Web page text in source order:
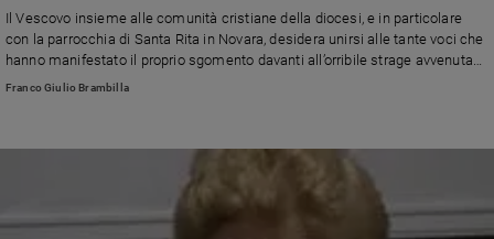
Il Vescovo insieme alle comunità cristiane della diocesi, e in particolare
con la parrocchia di Santa Rita in Novara, desidera unirsi alle tante voci che
hanno manifestato il proprio sgomento davanti all’orribile strage avvenuta
ieri a Tunisi, che ha coinvolto anche molti nostri connazionali.
Franco Giulio Brambilla